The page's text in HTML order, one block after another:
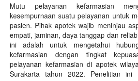
Mutu pelayanan kefarmasian
kesempurnaan suatu pelayanan untuk
pasien. Pihak apotek wajib meninjau
empati, jaminan, daya tanggap dan
ini adalah untuk mengetahui
kefarmasian dengan tingkat
pelayanan kefarmasian di apotek
Surakarta tahun 2022. Penelitian ini